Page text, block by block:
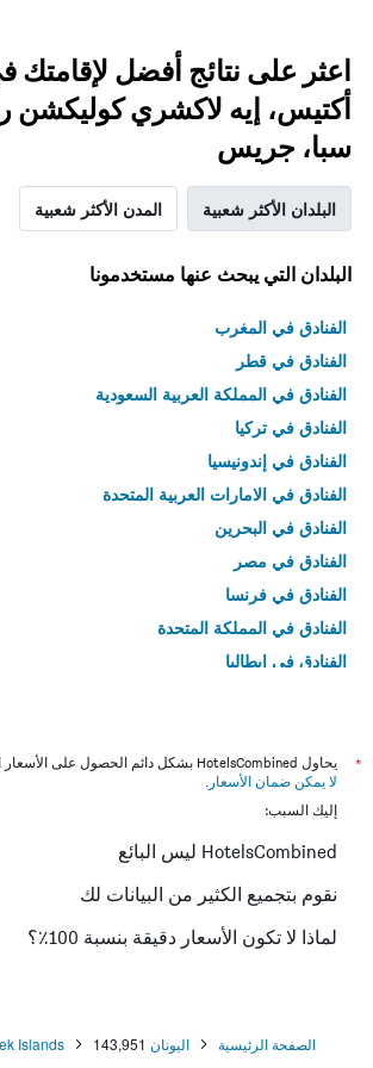
اعثر على نتائج أفضل
أكتيس، إيه لاكشري كوليكشن
سبا، جريس
البلدان الأكثر شعبية المدن الأكثر شعبية
البلدان التي يبحث عنها مستخدمونا
الفنادق في المغرب
الفنادق في قطر
الفنادق في المملكة العربية السعودية
الفنادق في تركيا
الفنادق في إندونيسيا
الفنادق في الامارات العربية المتحدة
الفنادق في البحرين
الفنادق في مصر
الفنادق في فرنسا
الفنادق في المملكة المتحدة
الفنادق في إيطاليا
*
يحاول HotelsCombined بشكل دائم الحصول على الأسعار الدقيقة، ولكن
لا يمكن ضمان الأسعار .
إليك السبب:
HotelsCombined ليس البائع
نقوم بتجميع الكثير من البيانات لك
لماذا لا تكون الأسعار دقيقة بنسبة 100٪؟
الصفحة الرئيسية اليونان 143,951
Islands